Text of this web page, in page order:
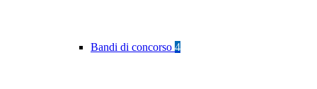
Bandi di concorso 4